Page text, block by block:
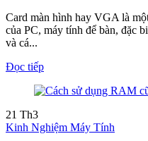
Card màn hình hay VGA là
của PC, máy tính để bàn, đặc
và cá...
Đọc tiếp
21 Th3
Kinh Nghiệm Máy Tính